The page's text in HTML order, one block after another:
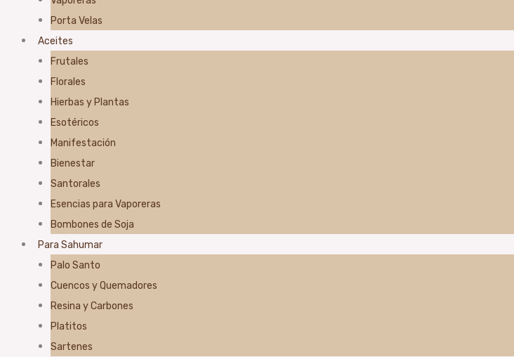
Porta Velas
Aceites
Frutales
Florales
Hierbas y Plantas
Esotéricos
Manifestación
Bienestar
Santorales
Esencias para Vaporeras
Bombones de Soja
Para Sahumar
Palo Santo
Cuencos y Quemadores
Resina y Carbones
Platitos
Sartenes